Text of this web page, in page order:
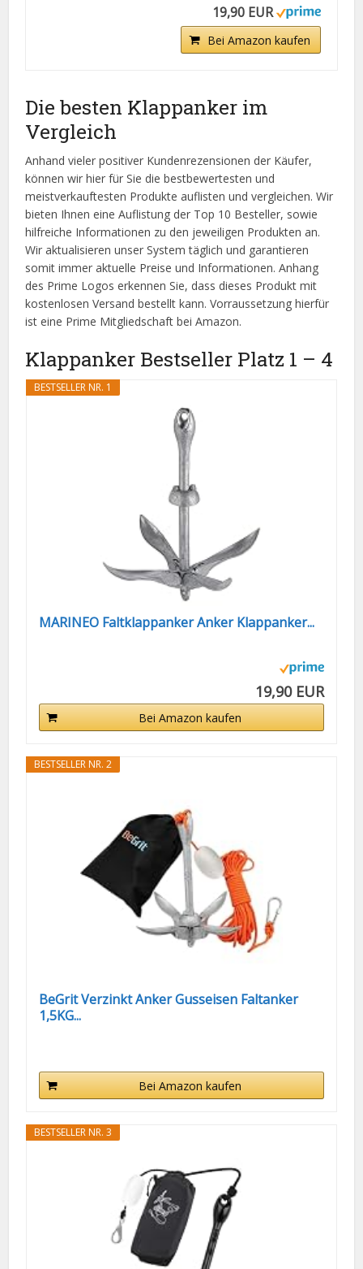
19,90 EUR
Bei Amazon kaufen
Die besten Klappanker im
Vergleich
Anhand vieler positiver Kundenrezensionen der Käufer,
können wir hier für Sie die bestbewertesten und
meistverkauftesten Produkte auflisten und vergleichen. Wir
bieten Ihnen eine Auflistung der Top 10 Besteller, sowie
hilfreiche Informationen zu den jeweiligen Produkten an.
Wir aktualisieren unser System täglich und garantieren
somit immer aktuelle Preise und Informationen. Anhang
des Prime Logos erkennen Sie, dass dieses Produkt mit
kostenlosen Versand bestellt kann. Vorraussetzung hierfür
ist eine Prime Mitgliedschaft bei Amazon.
Klappanker Bestseller Platz 1 – 4
BESTSELLER NR. 1
MARINEO Faltklappanker Anker Klappanker...
19,90 EUR
Bei Amazon kaufen
BESTSELLER NR. 2
BeGrit Verzinkt Anker Gusseisen Faltanker
1,5KG...
Bei Amazon kaufen
BESTSELLER NR. 3